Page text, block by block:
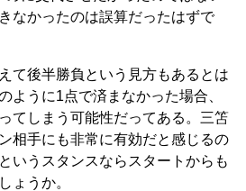
なかったのは誤算だったはずで
て後半勝負という見方もあるとは
ように1点で済まなかった場合、
てしまう可能性だってある。三笘
相手にも非常に有効だと感じるの
いうスタンスならスタートからも
ょうか。